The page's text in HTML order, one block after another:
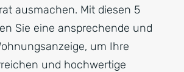
ausmachen. Mit diesen 5
Sie eine ansprechende und
um Ihre
und hochwertige